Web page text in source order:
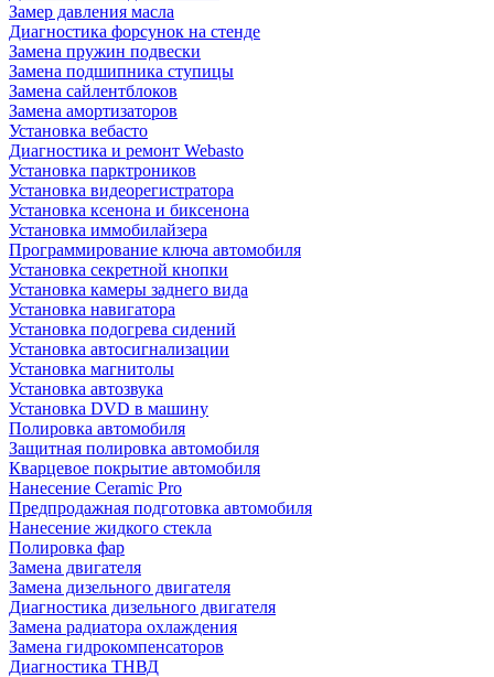
Замер давления масла
Диагностика форсунок на стенде
Замена пружин подвески
Замена подшипника ступицы
Замена сайлентблоков
Замена амортизаторов
Установка вебасто
Диагностика и ремонт Webasto
Установка парктроников
Установка видеорегистратора
Установка ксенона и биксенона
Установка иммобилайзера
Программирование ключа автомобиля
Установка секретной кнопки
Установка камеры заднего вида
Установка навигатора
Установка подогрева сидений
Установка автосигнализации
Установка магнитолы
Установка автозвука
Установка DVD в машину
Полировка автомобиля
Защитная полировка автомобиля
Кварцевое покрытие автомобиля
Нанесение Ceramic Pro
Предпродажная подготовка автомобиля
Нанесение жидкого стекла
Полировка фар
Замена двигателя
Замена дизельного двигателя
Диагностика дизельного двигателя
Замена радиатора охлаждения
Замена гидрокомпенсаторов
Диагностика ТНВД